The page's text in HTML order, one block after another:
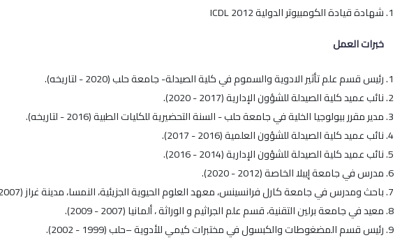
شهادة قيادة الكومبيوتر الدولية ICDL 2012
خبرات العمل
رئيس قسم علم تأثير الادوية والسموم في كلية الصيدلة- جامعة حلب (2020 - لتاريخه).
نائب عميد كلية الصيدلة للشؤون الإدارية (2017 - 2020).
مدير مقرر بيولوجيا الخلية في جامعة حلب - السنة التحضيرية للكليات الطبية (2016 - لتاريخه).
نائب عميد كلية الصيدلة للشؤون العلمية (2016 - 2017).
نائب عميد كلية الصيدلة للشؤون الإدارية (2014 - 2016).
مدرس في جامعة إيبلا الخاصة (2012 - 2020).
باحث ومدرس في جامعة كارل فرانسينس، معهد العلوم الحيوية الجزيئية، النمسا، مدينة غراز (2007 - 2009).
معيد في جامعة برلين التقنية، قسم علم الجراثيم و الوراثة ، ألمانيا (2007 - 2009).
رئيس قسم المضغوطات والكبسول في مختبرات كيمي للأدوية –حلب (1999 - 2002).